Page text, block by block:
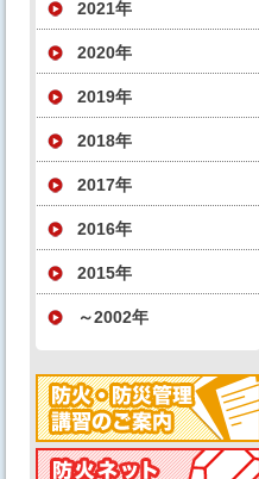
2021年
2020年
2019年
2018年
2017年
2016年
2015年
～2002年